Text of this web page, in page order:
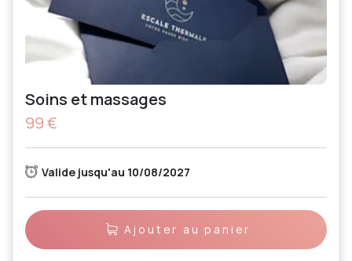
Soins et massages
99 €
Valide jusqu'au 10/08/2027
Ajouter au panier